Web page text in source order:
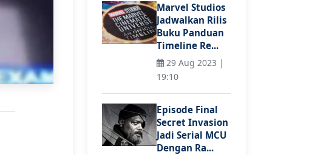
Marvel Studios
Jadwalkan Rilis
Buku Panduan
Timeline Re...
29 Aug 2023 |
19:10
Episode Final
Secret Invasion
Jadi Serial MCU
Dengan Ra...